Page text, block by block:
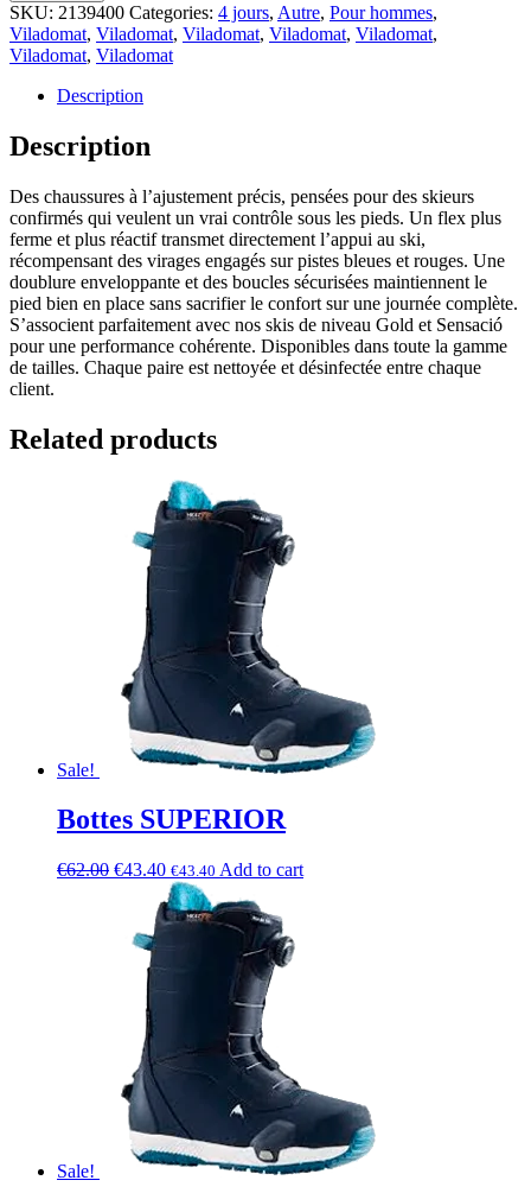
SKU: 2139400 Categories: 4 jours, Autre, Pour hommes,
Viladomat, Viladomat, Viladomat, Viladomat, Viladomat,
Viladomat, Viladomat
Description
Description
Des chaussures à l’ajustement précis, pensées pour des skieurs
confirmés qui veulent un vrai contrôle sous les pieds. Un flex plus
ferme et plus réactif transmet directement l’appui au ski,
récompensant des virages engagés sur pistes bleues et rouges. Une
doublure enveloppante et des boucles sécurisées maintiennent le
pied bien en place sans sacrifier le confort sur une journée complète.
S’associent parfaitement avec nos skis de niveau Gold et Sensació
pour une performance cohérente. Disponibles dans toute la gamme
de tailles. Chaque paire est nettoyée et désinfectée entre chaque
client.
Related products
Sale!
Bottes SUPERIOR
€62.00 €43.40 €43.40 Add to cart
Sale!